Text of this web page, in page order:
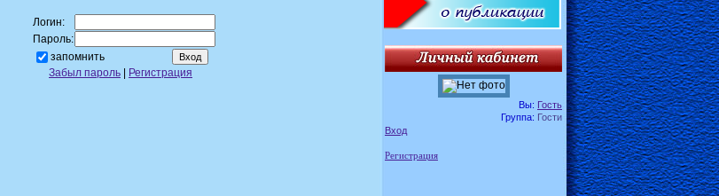
Логин:
Пароль:
запомнить
Забыл пароль
Регистрация
Вы: Гость
Группа: Гости
Вход
Регистрация